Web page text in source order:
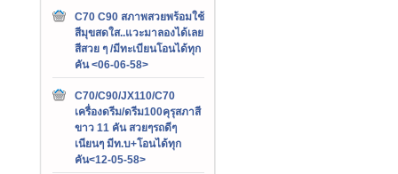
C70 C90 สภาพสวยพร้อมใช้
สีมุขสดใส..แวะมาลองได้เลย
สีสวย ๆ /มีทะเบียนโอนได้ทุก
คัน <06-06-58>
C70/C90/JX110/C70
เครื่องดรีม/ดรีม100คุรุสภาสี
ขาว 11 คัน สวยๆรถดีๆ
เนียนๆ มีท.บ+โอนได้ทุก
คัน<12-05-58>